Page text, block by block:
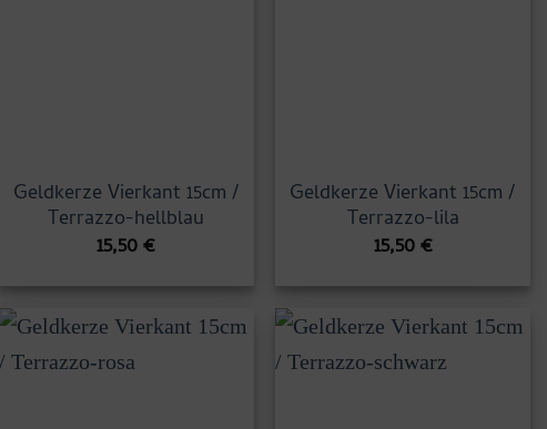
Geldkerze Vierkant 15cm /
Terrazzo-hellblau
15,50€
Geldkerze Vierkant 15cm /
Terrazzo-lila
15,50€